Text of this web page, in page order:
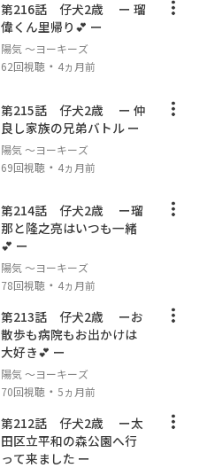
第216話 仔犬2歳 ー 瑠
偉くん里帰り💕 ー
陽気 ～ヨーキーズ
62回視聴 ・ 4ヵ月前
第215話 仔犬2歳 ー 仲
良し家族の兄弟バトル ー
陽気 ～ヨーキーズ
69回視聴 ・ 4ヵ月前
第214話 仔犬2歳 ー瑠
那と隆之亮はいつも一緒
💕 ー
陽気 ～ヨーキーズ
78回視聴 ・ 4ヵ月前
第213話 仔犬2歳 ーお
散歩も病院もお出かけは
大好き💕 ー
陽気 ～ヨーキーズ
70回視聴 ・5ヵ月前
第212話 仔犬2歳 ー太
田区立平和の森公園へ行
って来ました ー